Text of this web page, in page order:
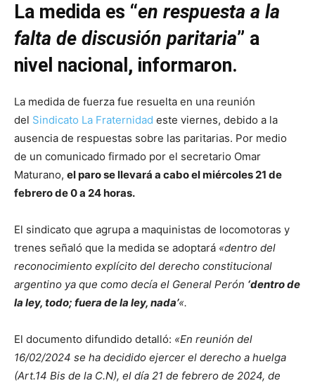
La medida es “en respuesta a la
falta de discusión paritaria” a
nivel nacional, informaron.
La medida de fuerza fue resuelta en una reunión
del Sindicato La Fraternidad este viernes, debido a la
ausencia de respuestas sobre las paritarias. Por medio
de un comunicado firmado por el secretario Omar
Maturano, el paro se llevará a cabo el miércoles 21 de
febrero de 0 a 24 horas.
El sindicato que agrupa a maquinistas de locomotoras y
trenes señaló que la medida se adoptará «dentro del
reconocimiento explícito del derecho constitucional
argentino ya que como decía el General Perón ‘dentro de
la ley, todo; fuera de la ley, nada’«.
El documento difundido detalló: «En reunión del
16/02/2024 se ha decidido ejercer el derecho a huelga
(Art.14 Bis de la C.N), el día 21 de febrero de 2024, de